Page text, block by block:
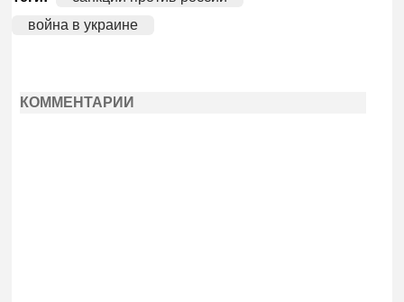
война в украине
КОММЕНТАРИИ